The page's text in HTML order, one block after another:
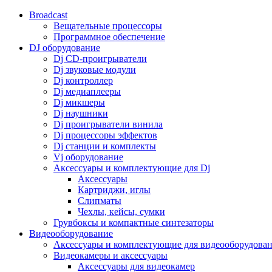
Broadcast
Вещательные процессоры
Программное обеспечение
DJ оборудование
Dj CD-проигрыватели
Dj звуковые модули
Dj контроллер
Dj медиаплееры
Dj микшеры
Dj наушники
Dj проигрыватели винила
Dj процессоры эффектов
Dj станции и комплекты
Vj оборудование
Аксессуары и комплектующие для Dj
Аксессуары
Картриджи, иглы
Слипматы
Чехлы, кейсы, сумки
Грувбоксы и компактные синтезаторы
Видеооборудование
Аксессуары и комплектующие для
Видеокамеры и аксессуары
Аксессуары для видеокамер